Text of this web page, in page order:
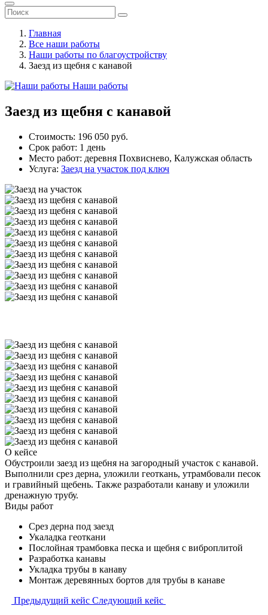
Главная
Все наши работы
Наши работы по благоустройству
Заезд из щебня с канавой
Наши работы
Заезд из щебня с канавой
Стоимость: 196 050 руб.
Срок работ: 1 день
Место работ: деревня Похвиснево, Калужская область
Услуга: Заезд на участок под ключ
О кейсе
Обустроили заезд из щебня на загородный участок с канавой.
Выполнили срез дерна, уложили геоткань, утрамбовали песок
и гравийный щебень. Также разработали канаву и уложили
дренажную трубу.
Виды работ
Срез дерна под заезд
Укаладка геоткани
Послойная трамбовка песка и щебня с виброплитой
Разработка канавы
Укладка трубы в канаву
Монтаж деревянных бортов для трубы в канаве
Предыдущий кейс Следующий кейс